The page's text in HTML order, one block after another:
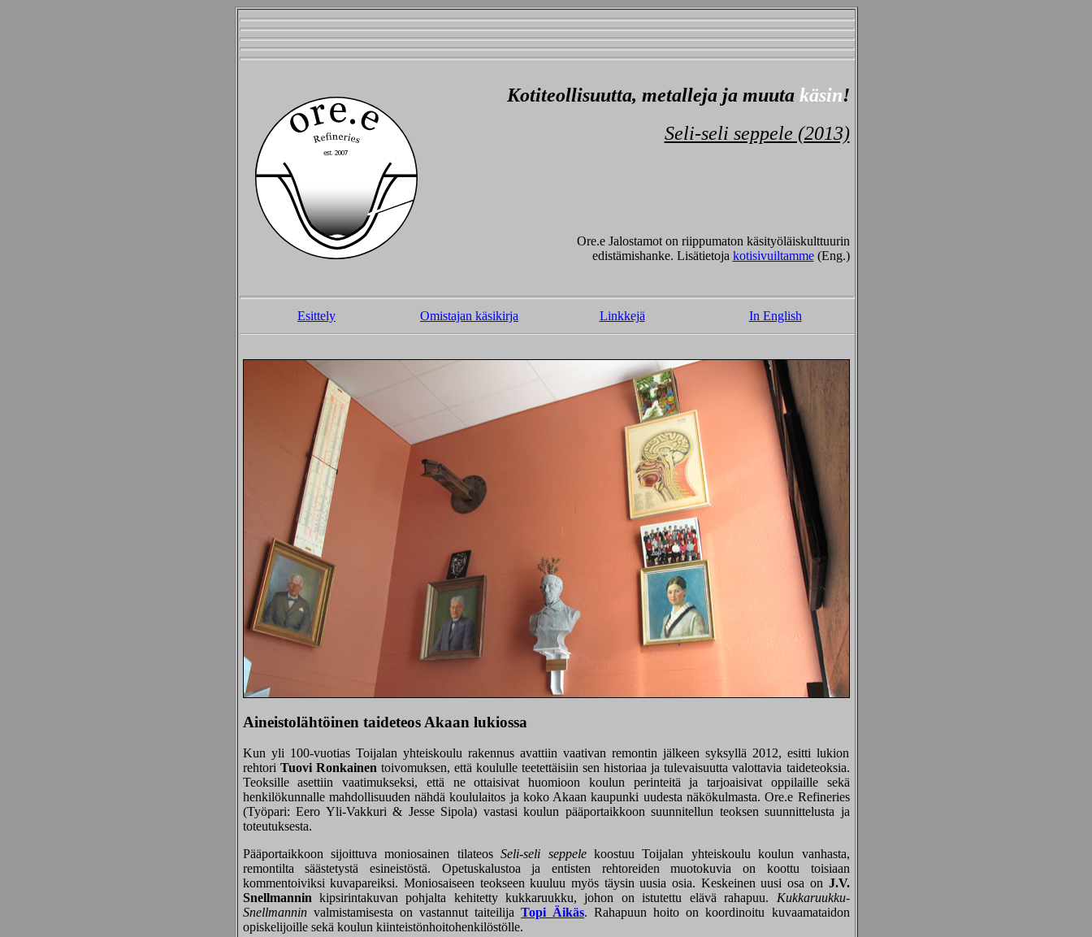
Kotiteollisuutta, metalleja ja muuta käsin!
Seli-seli seppele (2013)
Ore.e Jalostamot on riippumaton käsityöläiskulttuurin
edistämishanke. Lisätietoja kotisivuiltamme(Eng.)
Esittely Omistajan käsikirja Linkkejä In English
Aineistolähtöinen taideteos Akaan lukiossa
Kun yli 100-vuotias Toijalan yhteiskoulu rakennus avattiin vaativan remontin jälkeen syksyllä 2012, esitti lukion
rehtori Tuovi Ronkainentoivomuksen, että koululle teetettäisiin sen historiaa ja tulevaisuutta valottavia taideteoksia.
Teoksille asettiin vaatimukseksi, että ne ottaisivat huomioon koulun perinteitä ja tarjoaisivat oppilaille sekä
henkilökunnalle mahdollisuuden nähdä koululaitos ja koko Akaan kaupunki uudesta näkökulmasta. Ore.e Refineries
(Työpari: Eero Yli-Vakkuri & Jesse Sipola) vastasi koulun pääportaikkoon suunnitellun teoksen suunnittelusta ja
toteutuksesta.
Pääportaikkoon sijoittuva moniosainen tilateosSeli-seli seppelekoostuu Toijalan yhteiskoulu koulun vanhasta,
remontilta säästetystä esineistöstä. Opetuskalustoa ja entisten rehtoreiden muotokuvia on koottu toisiaan
kommentoiviksi kuvapareiksi. Moniosaiseen teokseen kuuluu myös täysin uusia osia. Keskeinen uusi osa on J.V.
Snellmanninkipsirintakuvan pohjalta kehitetty kukkaruukku, johon on istutettu elävä rahapuu. Kukkaruukku-
Snellmanninvalmistamisesta on vastannut taiteilija Topi Äikäs. Rahapuun hoito on koordinoitu kuvaamataidon
opiskelijoille sekä koulun kiinteistönhoitohenkilöstölle.